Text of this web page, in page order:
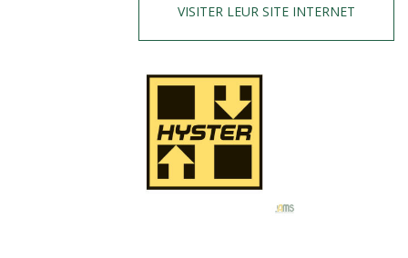
VISITER LEUR SITE INTERNET